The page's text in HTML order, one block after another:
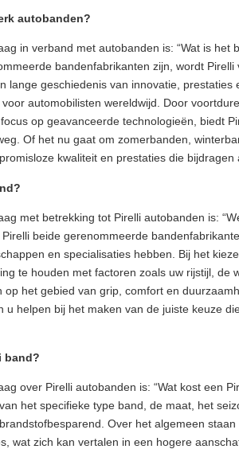
autobanden?
in verband met autobanden is: “Wat is het
bandenfabrikanten zijn, wordt
lange geschiedenis van innovatie, prestaties
automobilisten wereldwijd. Door
op geavanceerde technologieën, biedt
Of het nu gaat om zomerbanden,
kwaliteit en prestaties die
met betrekking tot Pirelli autobanden is:
beide gerenommeerde
en specialisaties hebben. Bij het
te houden met factoren zoals uw rijstijl, de
op het gebied van grip, comfort en
u helpen bij het maken van de juiste keuze
band?
over Pirelli autobanden is: “Wat kost een
het specifieke type band, de maat, het
Over het algemeen
wat zich kan vertalen in een hogere